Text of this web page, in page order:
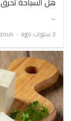
…
3 سنوات ago